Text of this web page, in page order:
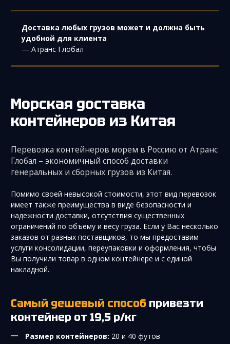
Доставка любых грузов может и должна быть
удобной для клиента
— Атранс Глобал
Морская доставка
контейнеров из Китая
Перевозка контейнеров морем в Россию от Атранс
Глобал – экономичный способ доставки
генеральных и сборных грузов из Китая.
Помимо своей невысокой стоимости, этот вид перевозок
имеет также преимущества в виде безопасности и
надежности доставки, отсутствия существенных
ограничений по объему и весу груза. Если у Вас несколько
заказов от разных поставщиков, то мы предоставим
услуги консолидации, переупаковки и оформления, чтобы
Вы получили товар в одном контейнере и с единой
накладной.
Самый дешевый способ привезти
контейнер от 19,5 р/кг
Размер контейнеров: 20 и 40 футов